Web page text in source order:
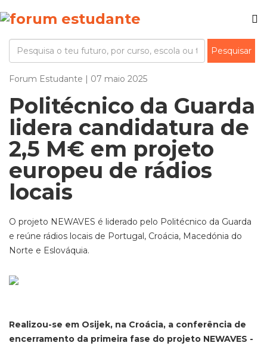
Forum Estudante | 07 maio 2025
Politécnico da Guarda
lidera candidatura de
2,5 M€ em projeto
europeu de rádios
locais
O projeto NEWAVES é liderado pelo Politécnico da Guarda
e reúne rádios locais de Portugal, Croácia, Macedónia do
Norte e Eslováquia.
Realizou-se em Osijek, na Croácia, a conferência de
encerramento da primeira fase do projeto NEWAVES -